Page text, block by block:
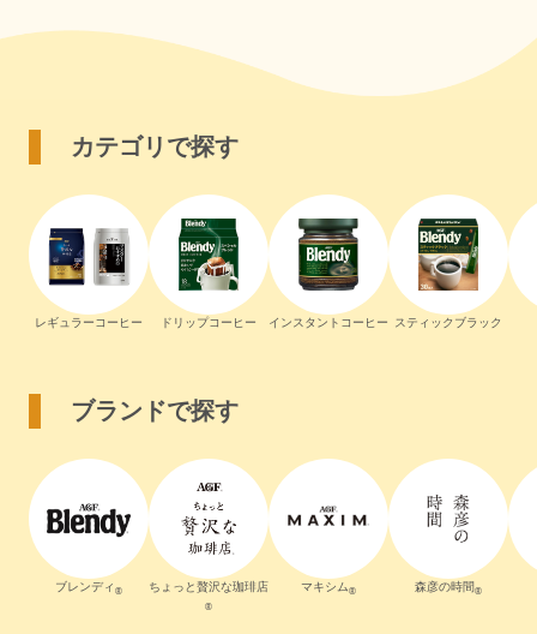
カテゴリで探す
レギュラーコーヒー ドリップコーヒー インスタントコーヒー スティックブラック
ブランドで探す
ブレンディ ® ちょっと贅沢な珈琲店
®
マキシム® 森彦の時間®